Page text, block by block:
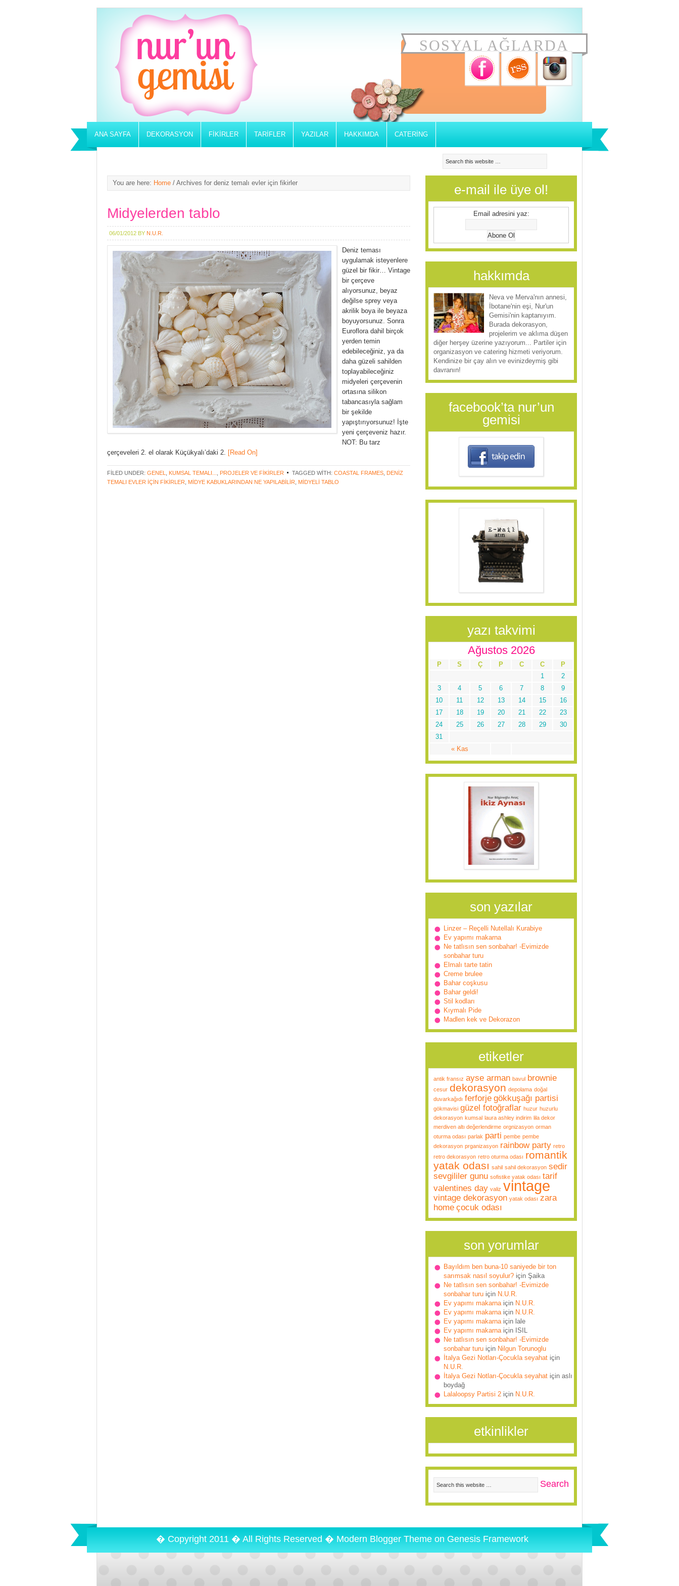
SOSYAL AĞLARDA
ANA SAYFA DEKORASYON FIKIRLER TARIFLER YAZILAR HAKKIMDA CATERING
You are here: Home / Archives for deniz temalı evler için fikirler
Midyelerden tablo
06/01/2012 BY N.U.R.
Deniz teması
uygulamak isteyenlere
güzel bir fikir… Vintage
bir çerçeve
alıyorsunuz, beyaz
değilse sprey veya
akrilik boya ile beyaza
boyuyorsunuz. Sonra
Euroflora dahil birçok
yerden temin
edebileceğiniz, ya da
daha güzeli sahilden
toplayabileceğiniz
midyeleri çerçevenin
ortasına silikon
tabancasıyla sağlam
bir şekilde
yapıştırıyorsunuz! İşte
yeni çerçeveniz hazır.
NOT: Bu tarz
çerçeveleri 2. el olarak Küçükyalı’daki 2. [Read On]
FILED UNDER: GENEL KUMSAL TEMALI... PROJELER VE FIKIRLER TAGGED WITH: COASTAL FRAMES DENIZ
TEMALI EVLER IÇIN FIKIRLER
MIDYE KABUKLARINDAN NE YAPILABILIR MIDYELI TABLO
e-mail ile üye ol!
Email adresini yaz:
hakkımda
Neva ve Merva'nın annesi,
İbotane'nin eşi, Nur'un
Gemisi'nin kaptanıyım.
Burada dekorasyon,
projelerim ve aklıma düşen
diğer herşey üzerine yazıyorum... Partiler için
organizasyon ve catering hizmeti veriyorum.
Kendinize bir çay alın ve evinizdeymiş gibi
davranın!
facebook’ta nur’un
gemisi
yazı takvimi
Ağustos 2026
P S Ç P C C P
« Kas
1
2
3
4 5 6 7 8
9
10
11 12 13 14 15
16
17
18 19 20 21 22
23
24
25 26 27 28 29
30
31
son yazılar
Linzer – Reçelli Nutellalı Kurabiye
Ev yapımı makarna
Ne tatlısın sen sonbahar! -Evimizde
sonbahar turu
Elmalı tarte tatin
Creme brulee
Bahar coşkusu
Bahar geldi!
Stil kodları
Kıymalı Pide
Madlen kek ve Dekorazon
etiketler
antik fransız ayse arman bavul brownie
cesur dekorasyon depolama doğal
duvarkağıdı ferforje gökkuşağı partisi
gökmavisi güzel fotoğraflar huzur huzurlu
dekorasyon kumsal laura ashley indirim lila dekor
merdiven altı değerlendirme orgnizasyon orman
oturma odası parlak parti pembe pembe
dekorasyon prganizasyon rainbow party retro
retro dekorasyon retro oturma odası romantik
yatak odası sahil sahil dekorasyon sedir
sevgililer gunu sofistike yatak odası tarif
valentines day valiz vintage
vintage dekorasyon yatak odası zara
home çocuk odası
son yorumlar
Bayıldım ben buna-10 saniyede bir ton
sarımsak nasıl soyulur? için Şaika
Ne tatlısın sen sonbahar! -Evimizde
sonbahar turu için N.U.R.
Ev yapımı makarnaiçin N.U.R.
Ev yapımı makarnaiçin N.U.R.
Ev yapımı makarnaiçin lale
Ev yapımı makarnaiçin ISIL
Ne tatlısın sen sonbahar! -Evimizde
sonbahar turu için Nilgun Torunoglu
İtalya Gezi Notları-Çocukla seyahat için
N.U.R.
İtalya Gezi Notları-Çocukla seyahat için aslı
boydağ
Lalaloopsy Partisi 2 için N.U.R.
etkinlikler
� Copyright 2011 � All Rights Reserved � Modern Blogger Themeon Genesis Framework